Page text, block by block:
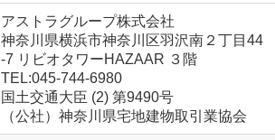
アストラグループ株式会社
神奈川県横浜市神奈川区羽沢南２丁目44
-7 リビオタワーHAZAAR ３階
TEL:045-744-6980
国土交通大臣 (2) 第9490号
（公社）神奈川県宅地建物取引業協会